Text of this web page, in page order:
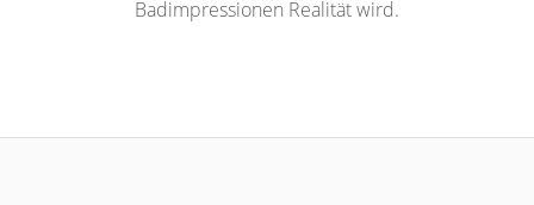
Badimpressionen Realität wird.